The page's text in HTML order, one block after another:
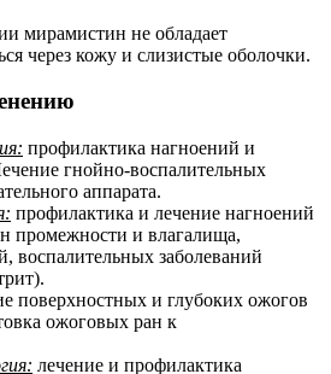
мирамистин не обладает
через кожу и слизистые оболочки.
профилактика нагноений и
гнойно-воспалительных
аппарата.
профилактика и лечение нагноений
промежности и влагалища,
воспалительных заболеваний
поверхностных и глубоких ожогов
ожоговых ран к
лечение и профилактика